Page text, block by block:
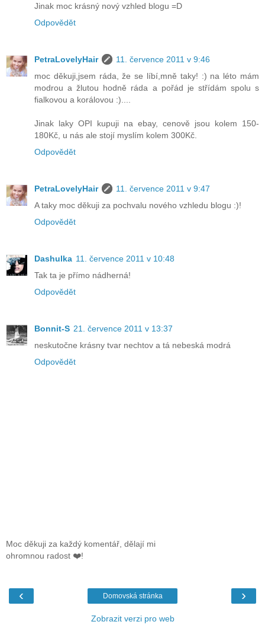
Jinak moc krásný nový vzhled blogu =D
Odpovědět
PetraLovelyHair
11. července 2011 v 9:46
moc děkuji,jsem ráda, že se líbí,mně taky! :) na léto mám
modrou a žlutou hodně ráda a pořád je střídám spolu s
fialkovou a korálovou :)....
Jinak laky OPI kupuji na ebay, cenově jsou kolem 150-
180Kč, u nás ale stojí myslím kolem 300Kč.
Odpovědět
PetraLovelyHair
11. července 2011 v 9:47
A taky moc děkuji za pochvalu nového vzhledu blogu :)!
Odpovědět
Dashulka 11. července 2011 v 10:48
Tak ta je přímo nádherná!
Odpovědět
Bonnit-S 21. července 2011 v 13:37
neskutočne krásny tvar nechtov a tá nebeská modrá
Odpovědět
Moc děkuji za každý komentář, dělají mi
ohromnou radost ❤️!
‹ ›
Domovská stránka
Zobrazit verzi pro web